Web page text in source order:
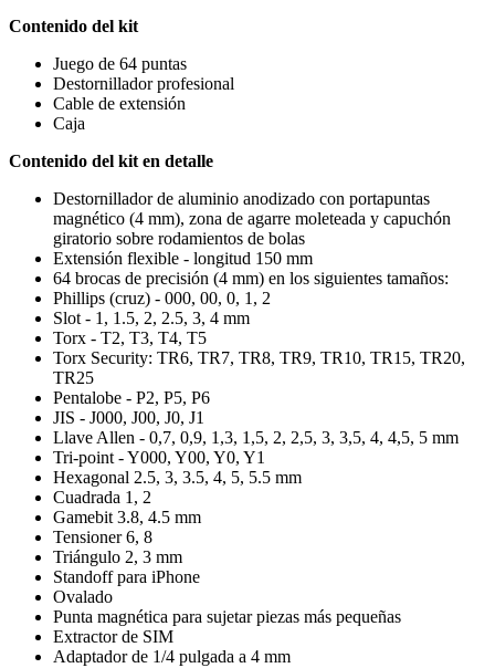
Contenido del kit
Juego de 64 puntas
Destornillador profesional
Cable de extensión
Caja
Contenido del kit en detalle
Destornillador de aluminio anodizado con portapuntas
magnético (4 mm), zona de agarre moleteada y capuchón
giratorio sobre rodamientos de bolas
Extensión flexible - longitud 150 mm
64 brocas de precisión (4 mm) en los siguientes tamaños:
Phillips (cruz) - 000, 00, 0, 1, 2
Slot - 1, 1.5, 2, 2.5, 3, 4 mm
Torx - T2, T3, T4, T5
Torx Security: TR6, TR7, TR8, TR9, TR10, TR15, TR20,
TR25
Pentalobe - P2, P5, P6
JIS - J000, J00, J0, J1
Llave Allen - 0,7, 0,9, 1,3, 1,5, 2, 2,5, 3, 3,5, 4, 4,5, 5 mm
Tri-point - Y000, Y00, Y0, Y1
Hexagonal 2.5, 3, 3.5, 4, 5, 5.5 mm
Cuadrada 1, 2
Gamebit 3.8, 4.5 mm
Tensioner 6, 8
Triángulo 2, 3 mm
Standoff para iPhone
Ovalado
Punta magnética para sujetar piezas más pequeñas
Extractor de SIM
Adaptador de 1/4 pulgada a 4 mm